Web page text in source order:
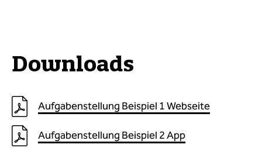
Downloads
Aufgabenstellung Beispiel 1 Webseite
Aufgabenstellung Beispiel 2 App